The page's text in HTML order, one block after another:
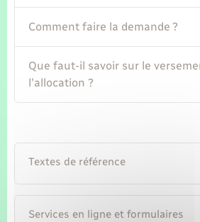
Comment faire la demande ?
Que faut-il savoir sur le
l'allocation ?
Textes de référence
Services en ligne et formulaires